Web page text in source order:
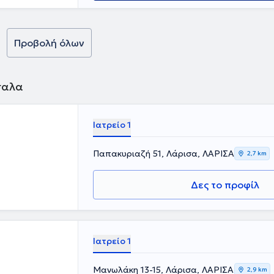
στη
τον τίτλο
του
άδεια
Προβολή όλων
Ιατρείο 1
Παπακυριαζή 51, Λάρισα, ΛΑΡΙΣΑ 2,7 km
Δες το προφίλ
Ιατρείο 1
Μανωλάκη 13-15, Λάρισα, ΛΑΡΙΣΑ 2,9 km